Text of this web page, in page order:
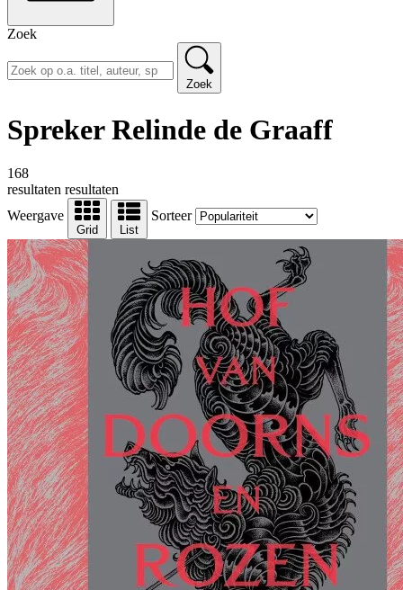
Zoek
Zoek
Spreker Relinde de Graaff
168
resultaten resultaten
Weergave
Grid List
Sorteer